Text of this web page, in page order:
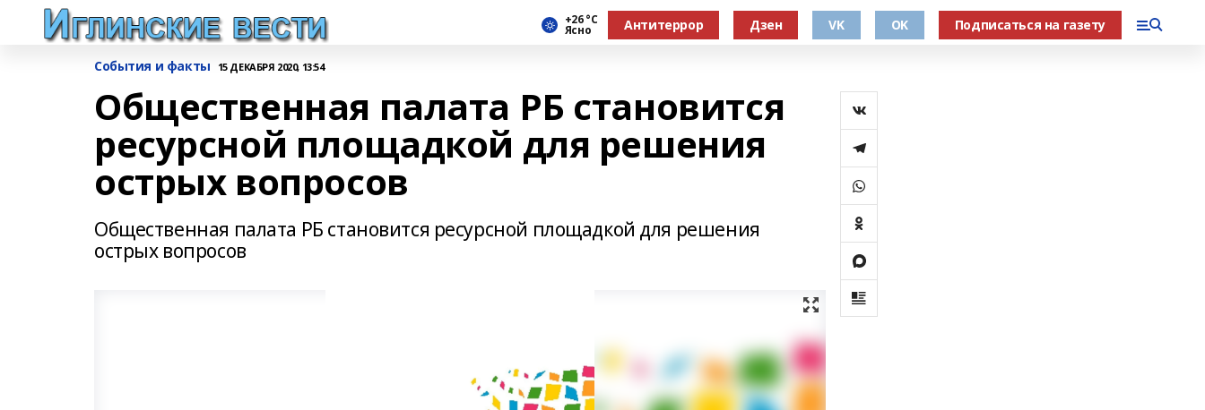
+26 °С
Ясно Антитеррор Дзен VK OK Подписаться на газету
События и факты 15 ДЕКАБРЯ 2020, 13:54
Общественная палата РБ становится
ресурсной площадкой для решения
острых вопросов
Общественная палата РБ становится ресурсной площадкой для решения
острых вопросов